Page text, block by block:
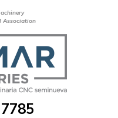
Association